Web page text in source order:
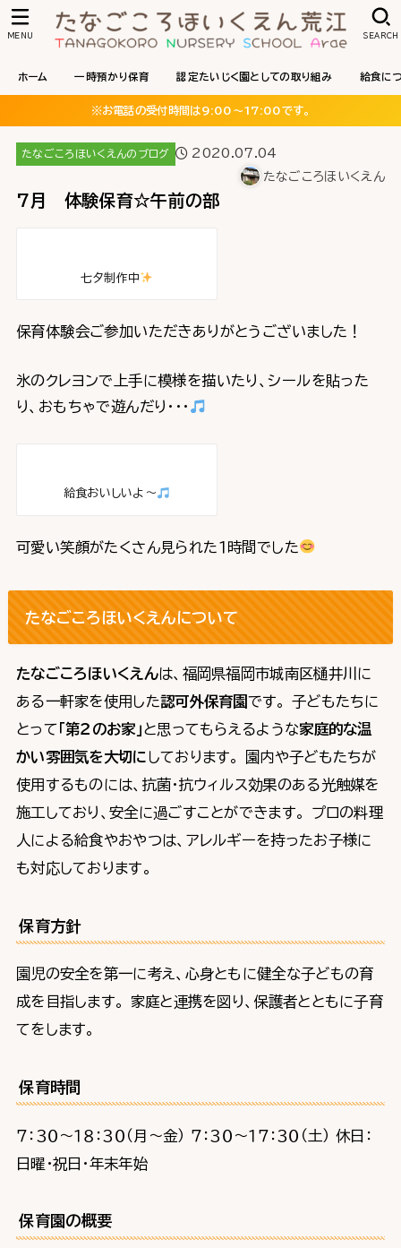
ホーム 一時預かり保育 認定たいじく園としての取り組み 給食に
SEARCH
MENU
※お電話の受付時間は9:00〜17:00です。
たなごころほいくえんのブログ
2020.07.04
たなごころほいくえん
7月 体験保育☆午前の部
七夕制作中
保育体験会ご参加いただきありがとうございました！
氷のクレヨンで上手に模様を描いたり、シールを貼った
り、おもちゃで遊んだり・・・
給食おいしいよ～
可愛い笑顔がたくさん見られた１時間でした
たなごころほいくえんについて
たなごころほいくえんは、福岡県福岡市城南区樋井川に
ある一軒家を使用した認可外保育園です。 子どもたちに
とって 「第２のお家」と思ってもらえるような家庭的な温
かい雰囲気を大切に しております。 園内や子どもたちが
使用するものには、抗菌・抗ウィルス効果のある光触媒を
施工しており、安全に過ごすことができます。 プロの料理
人による給食やおやつは、アレルギーを持ったお子様に
も対応しております。
保育方針
園児の安全を第一に考え、心身ともに健全な子どもの育
成を目指します。 家庭と連携を図り、保護者とともに子育
てをします。
保育時間
７：３０～１８：３０（月～金） ７：３０～１７：３０（土） 休日：
日曜・祝日・年末年始
保育園の概要